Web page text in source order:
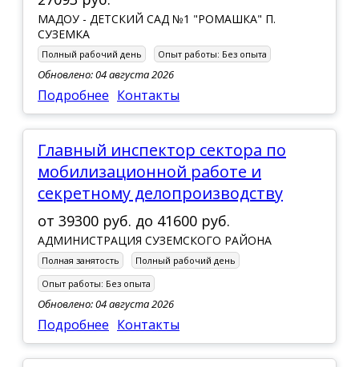
МАДОУ - ДЕТСКИЙ САД №1 "РОМАШКА" П.
СУЗЕМКА
Полный рабочий день Опыт работы: Без опыта
Обновлено: 04 августа 2026
Подробнее Контакты
Главный инспектор сектора по
мобилизационной работе и
секретному делопроизводству
от 39300 руб. до 41600 руб.
АДМИНИСТРАЦИЯ СУЗЕМСКОГО РАЙОНА
Полная занятость
Полный рабочий день
Опыт работы: Без опыта
Обновлено: 04 августа 2026
Подробнее Контакты